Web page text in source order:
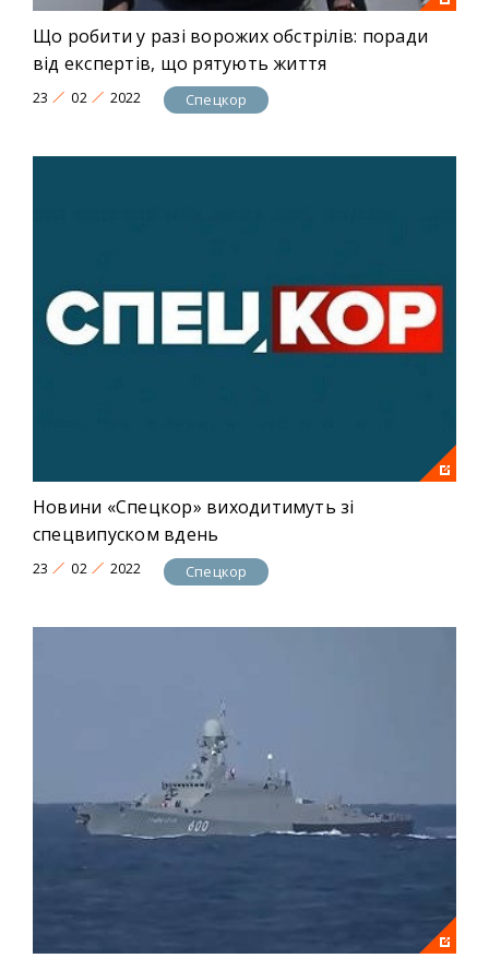
Що робити у разі ворожих обстрілів: поради
від експертів, що рятують життя
23 02 2022 Спецкор
Новини «Спецкор» виходитимуть зі
спецвипуском вдень
23 02 2022 Спецкор